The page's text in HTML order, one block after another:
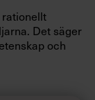
rationellt
Det säger
och